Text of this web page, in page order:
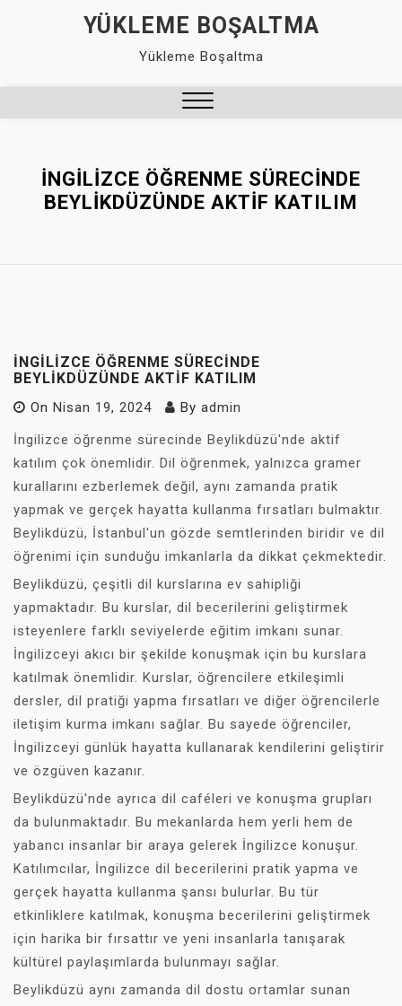
YÜKLEME BOŞALTMA
Yükleme Boşaltma
İNGILIZCE ÖĞRENME SÜRECINDE
BEYLIKDÜZÜNDE AKTIF KATILIM
İNGILIZCE ÖĞRENME SÜRECINDE
BEYLIKDÜZÜNDE AKTIF KATILIM
On Nisan 19, 2024 By admin
İngilizce öğrenme sürecinde Beylikdüzü'nde aktif
katılım çok önemlidir. Dil öğrenmek, yalnızca gramer
kurallarını ezberlemek değil, aynı zamanda pratik
yapmak ve gerçek hayatta kullanma fırsatları bulmaktır.
Beylikdüzü, İstanbul'un gözde semtlerinden biridir ve dil
öğrenimi için sunduğu imkanlarla da dikkat çekmektedir.
Beylikdüzü, çeşitli dil kurslarına ev sahipliği
yapmaktadır. Bu kurslar, dil becerilerini geliştirmek
isteyenlere farklı seviyelerde eğitim imkanı sunar.
İngilizceyi akıcı bir şekilde konuşmak için bu kurslara
katılmak önemlidir. Kurslar, öğrencilere etkileşimli
dersler, dil pratiği yapma fırsatları ve diğer öğrencilerle
iletişim kurma imkanı sağlar. Bu sayede öğrenciler,
İngilizceyi günlük hayatta kullanarak kendilerini geliştirir
ve özgüven kazanır.
Beylikdüzü'nde ayrıca dil caféleri ve konuşma grupları
da bulunmaktadır. Bu mekanlarda hem yerli hem de
yabancı insanlar bir araya gelerek İngilizce konuşur.
Katılımcılar, İngilizce dil becerilerini pratik yapma ve
gerçek hayatta kullanma şansı bulurlar. Bu tür
etkinliklere katılmak, konuşma becerilerini geliştirmek
için harika bir fırsattır ve yeni insanlarla tanışarak
kültürel paylaşımlarda bulunmayı sağlar.
Beylikdüzü aynı zamanda dil dostu ortamlar sunan